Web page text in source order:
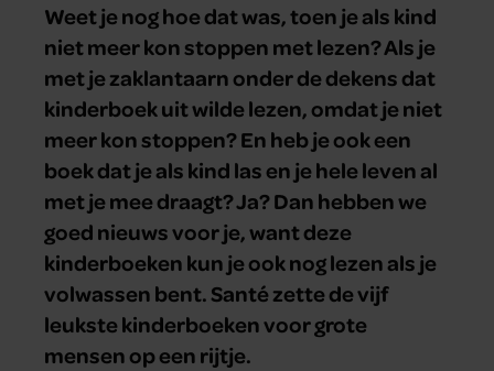
Weet je nog hoe dat was, toen je als kind
niet meer kon stoppen met lezen? Als je
met je zaklantaarn onder de dekens dat
kinderboek uit wilde lezen, omdat je niet
meer kon stoppen? En heb je ook een
boek dat je als kind las en je hele leven al
met je mee draagt? Ja? Dan hebben we
goed nieuws voor je, want deze
kinderboeken kun je ook nog lezen als je
volwassen bent. Santé zette de vijf
leukste kinderboeken voor grote
mensen op een rijtje.